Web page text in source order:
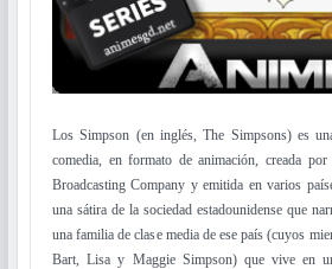
Los Simpson (en inglés, The Simpsons) es
comedia, en formato de animación, creada
Broadcasting Company y emitida en varios
una sátira de la sociedad estadounidense que
una familia de clase media de ese país (cuyos
Bart, Lisa y Maggie Simpson) que vive en